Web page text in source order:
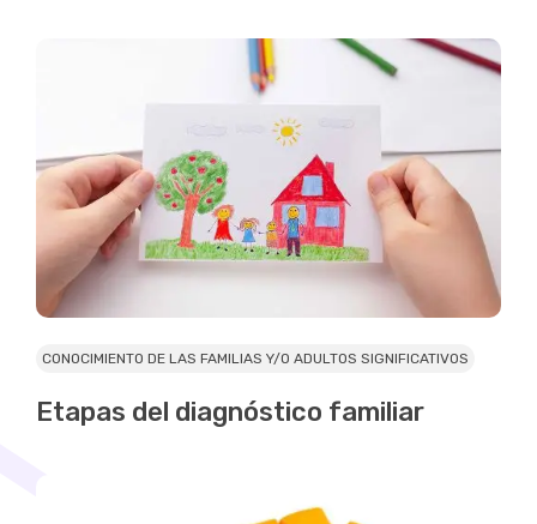
CONOCIMIENTO DE LAS FAMILIAS Y/O ADULTOS SIGNIFICATIVOS
Etapas del diagnóstico familiar